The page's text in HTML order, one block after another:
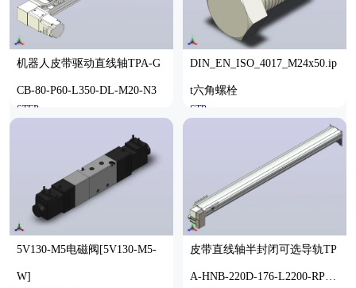
机器人皮带驱动直线轴TPA-G
CB-80-P60-L350-DL-M20-N3
STEP
DIN_EN_ISO_4017_M24x50.ip
t六角螺栓
STP
5V130-M5电磁阀[5V130-M5-
W]
皮带直线轴半封闭可选导轨TP
A-HNB-220D-176-L2200-RP-C